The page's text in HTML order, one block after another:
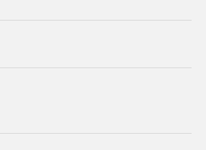
инвентаризация систем с
в HTML, CSV, БД